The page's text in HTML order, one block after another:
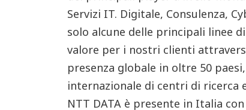
Servizi IT. Digitale, Consulenza,
solo alcune delle principali linee
valore per i nostri clienti
presenza globale in oltre 50
internazionale di centri di ricerca
NTT DATA è presente in Italia